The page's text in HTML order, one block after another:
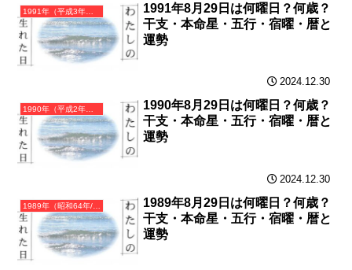
1991年（平成3年）辛未（かのとひつじ）・未年（ひつじ年）カレンダー（月曜はじまり）
1991年8月29日は何曜日？何歳？
干支・本命星・五行・宿曜・暦と
運勢
2024.12.30
1990年（平成2年）庚午（かのえうま）・午年（うま年）カレンダー（月曜はじまり）
1990年8月29日は何曜日？何歳？
干支・本命星・五行・宿曜・暦と
運勢
2024.12.30
1989年（昭和64年/平成元年）己巳（つちのとみ）・巳年（へび年）カレンダー（月曜はじまり）
1989年8月29日は何曜日？何歳？
干支・本命星・五行・宿曜・暦と
運勢